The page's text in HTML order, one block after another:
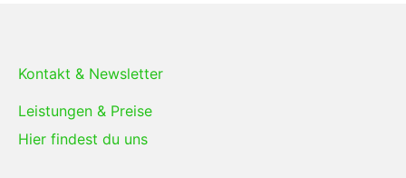
Kontakt & Newsletter
Leistungen & Preise
Hier findest du uns